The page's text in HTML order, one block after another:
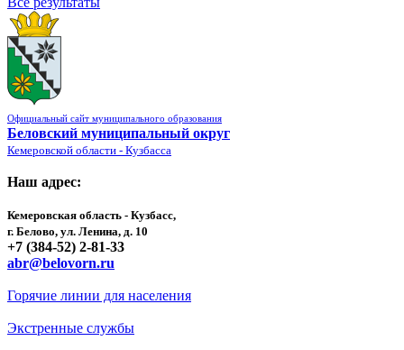
Официальный сайт муниципального образования
Беловский муниципальный округ
Кемеровской области - Кузбасса
Наш адрес:
Кемеровская область - Кузбасс,
г. Белово, ул. Ленина, д. 10
+7 (384-52) 2-81-33
abr@belovorn.ru
Горячие линии для населения
Экстренные службы